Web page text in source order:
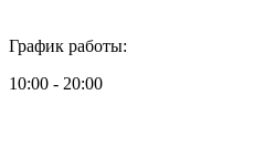
График работы:
10:00 - 20:00